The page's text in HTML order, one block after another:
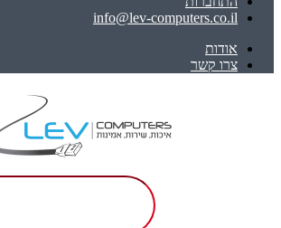
info@lev-computers.co.il
אודות
צרו קשר